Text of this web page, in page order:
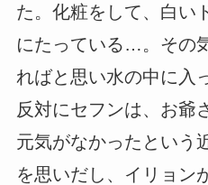
た。化粧をして、白い
にたっている…。その
ればと思い水の中に入
反対にセフンは、お爺
元気がなかったという
を思いだし、イリョン